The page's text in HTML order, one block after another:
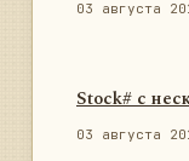
03 августа
Stock# с
03 августа